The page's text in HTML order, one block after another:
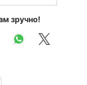
зручно!